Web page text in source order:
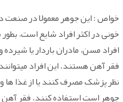
خواص : این جوهر معمولا در صنعت
خونی در اکثر افراد شایع است،
افراد مسن، مادران باردار یا
فقر آهن هستند. این افراد
نظر پزشک مصرف کنند یا از غذا ها
جوهر است استفاده کنند. فقر